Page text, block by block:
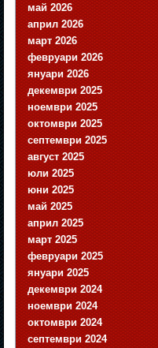
май 2026
април 2026
март 2026
февруари 2026
януари 2026
декември 2025
ноември 2025
октомври 2025
септември 2025
август 2025
юли 2025
юни 2025
май 2025
април 2025
март 2025
февруари 2025
януари 2025
декември 2024
ноември 2024
октомври 2024
септември 2024